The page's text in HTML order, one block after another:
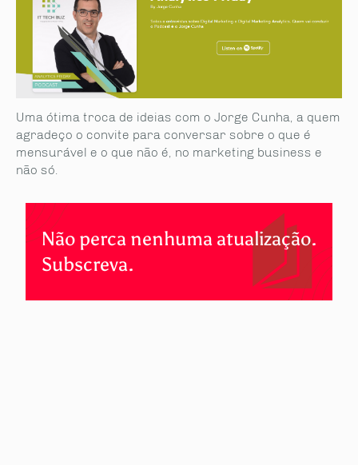
Uma ótima troca de ideias com o Jorge Cunha, a quem
agradeço o convite para conversar sobre o que é
mensurável e o que não é, no marketing business e
não só.
Não perca nenhuma atualização.
Subscreva.